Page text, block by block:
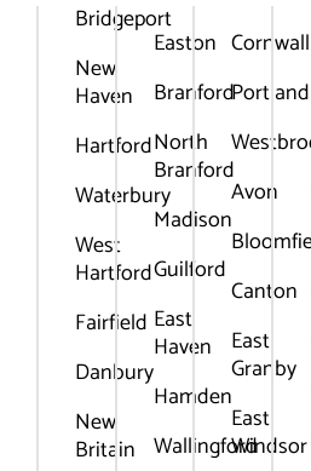
Bridgeport
New
Haven
Hartford
Waterbury
West
Hartford
Fairfield
Danbury
New
Britain
Easton
Branford
North
Branford
Madison
Guilford
East
Haven
Hamden
Wallingford
Cornwall
Portland
Avon
Canton
East
Granby
East
Windsor